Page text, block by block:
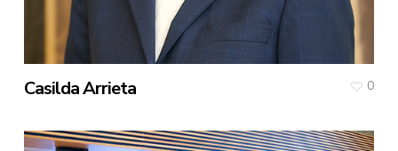
Casilda Arrieta 0